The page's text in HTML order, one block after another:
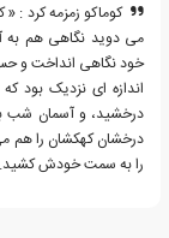
کوماکو زمزمه کرد :
می دوید نگاهی هم به
خود نگاهی انداخت و
اندازه ای نزدیک بود
درخشید، و آسمان شب
درخشان کهکشان را هم
را به سمت خودش کشید.